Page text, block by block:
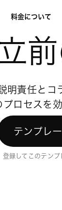
料金について
明責任と
プロセスを
テンプレ
登録してこのテン